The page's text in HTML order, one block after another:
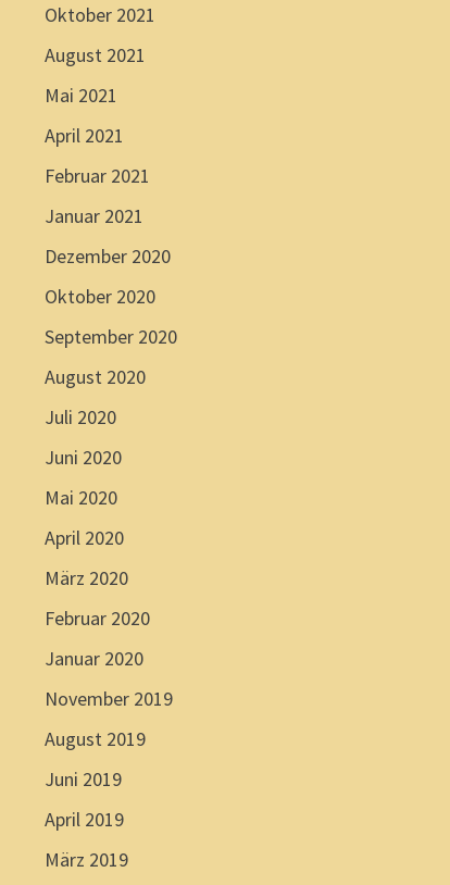
Oktober 2021
August 2021
Mai 2021
April 2021
Februar 2021
Januar 2021
Dezember 2020
Oktober 2020
September 2020
August 2020
Juli 2020
Juni 2020
Mai 2020
April 2020
März 2020
Februar 2020
Januar 2020
November 2019
August 2019
Juni 2019
April 2019
März 2019